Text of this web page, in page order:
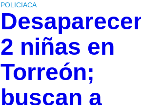
POLICIACA
2 niñas en
Torreón;
buscan a